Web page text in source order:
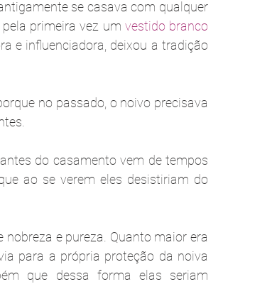
pela primeira vez um vestido branco
e influenciadora, deixou a tradição
no passado, o noivo precisava
do casamento vem de tempos
ao se verem eles desistiriam do
e pureza. Quanto maior era
para a própria proteção da noiva
que dessa forma elas seriam